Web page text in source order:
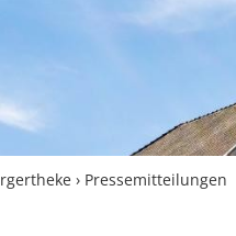
› Pressemitteilungen